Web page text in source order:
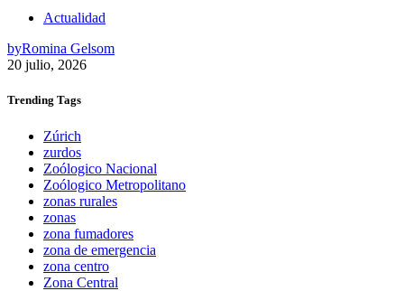
Actualidad
byRomina Gelsom
20 julio, 2026
Trending Tags
Zúrich
zurdos
Zoólogico Nacional
Zoólogico Metropolitano
zonas rurales
zonas
zona fumadores
zona de emergencia
zona centro
Zona Central